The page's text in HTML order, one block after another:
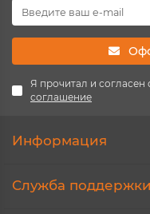
Я прочитал и согласен
соглашение
Информация
Служба поддержки